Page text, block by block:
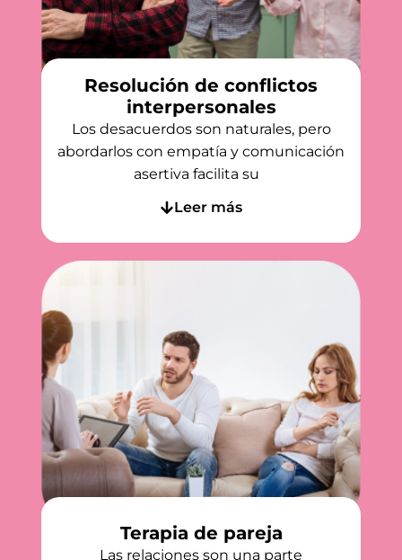
Resolución de conflictos
interpersonales
Los desacuerdos son naturales, pero
abordarlos con empatía y comunicación
asertiva facilita su
Leer más
Terapia de pareja
Las relaciones son una parte